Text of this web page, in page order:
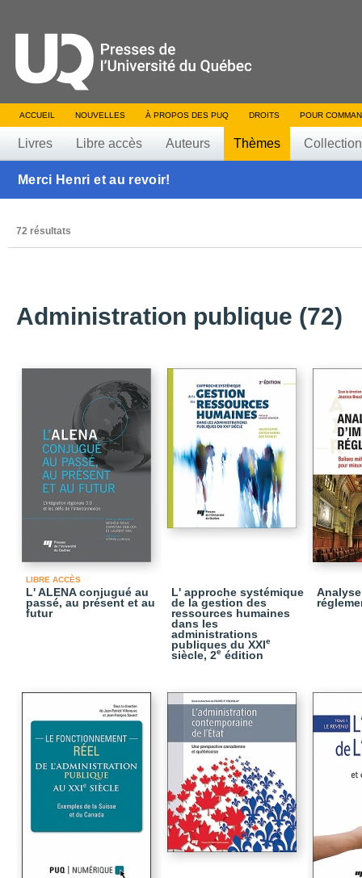
ACCUEIL NOUVELLES À PROPOS DES PUQ DROITS POUR
Livres Libre accès Auteurs Thèmes
Merci Henri et au revoir!
72 résultats
Administration publique (72)
LIBRE ACCÈS
L' ALENA conjugué au
passé, au présent et au
futur
L' approche systémique
de la gestion des
ressources humaines
dans les
administrations
publiques du XXIe
siècle, 2e édition